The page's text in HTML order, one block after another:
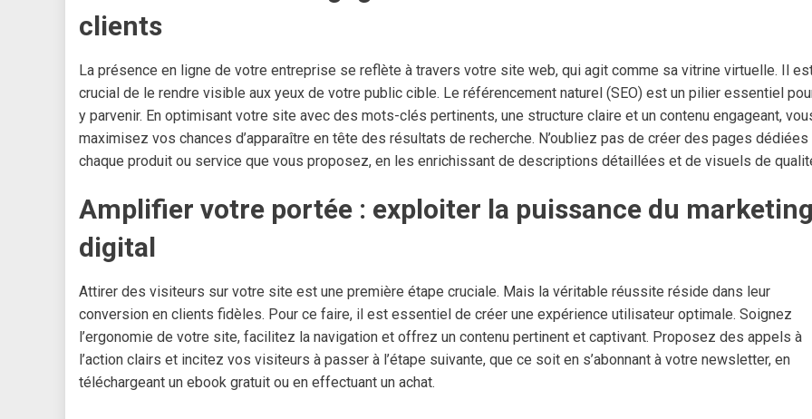
clients
La présence en ligne de votre entreprise se reflète à travers votre site web, qui agit comme sa vitrine virtuelle. Il
crucial de le rendre visible aux yeux de votre public cible. Le référencement naturel (SEO) est un pilier essentiel
y parvenir. En optimisant votre site avec des mots-clés pertinents, une structure claire et un contenu engageant,
maximisez vos chances d’apparaître en tête des résultats de recherche. N’oubliez pas de créer des pages dédiées
chaque produit ou service que vous proposez, en les enrichissant de descriptions détaillées et de visuels de
Amplifier votre portée : exploiter la puissance du
digital
Attirer des visiteurs sur votre site est une première étape cruciale. Mais la véritable réussite réside dans leur
conversion en clients fidèles. Pour ce faire, il est essentiel de créer une expérience utilisateur optimale. Soignez
l’ergonomie de votre site, facilitez la navigation et offrez un contenu pertinent et captivant. Proposez des appels à
l’action clairs et incitez vos visiteurs à passer à l’étape suivante, que ce soit en s’abonnant à votre newsletter, en
téléchargeant un ebook gratuit ou en effectuant un achat.